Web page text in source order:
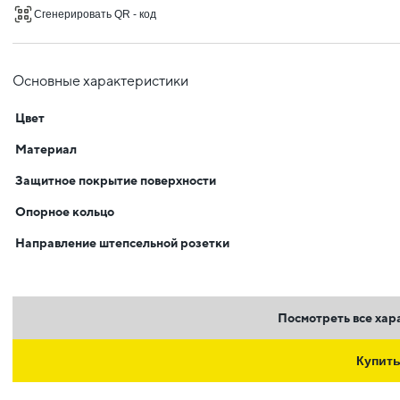
Сгенерировать QR - код
Основные характеристики
Цвет
Материал
Защитное покрытие поверхности
Опорное кольцо
Направление штепсельной розетки
Посмотреть все
Купить